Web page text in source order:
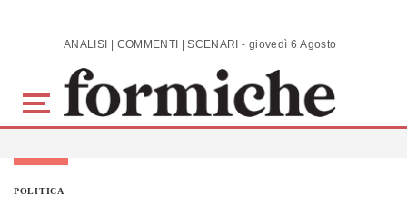
Skip to main content ANALISI | COMMENTI | SCENARI - giovedì 6 Agosto 2026
POLITICA